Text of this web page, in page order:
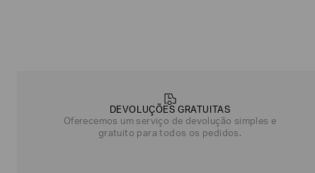
DEVOLUÇÕES GRATUITAS
Oferecemos um serviço de devolução simples e
gratuito para todos os pedidos.
sobre
você?